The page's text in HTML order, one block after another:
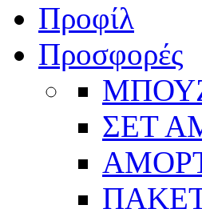
Προφίλ
Προσφορές
ΣΕΤ